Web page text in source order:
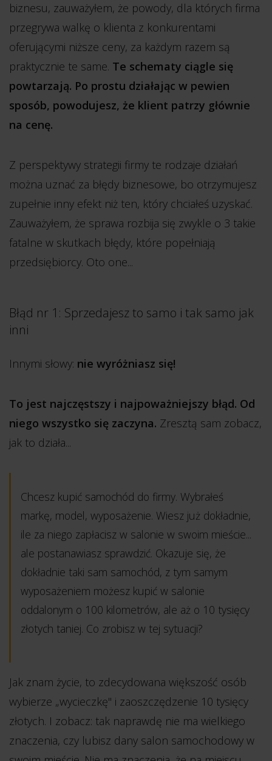
biznesu, zauważyłem, że powody, dla których firma
przegrywa walkę o klienta z konkurentami
oferującymi niższe ceny, za każdym razem są
praktycznie te same. Te schematy ciągle się
powtarzają. Po prostu działając w pewien
sposób, powodujesz, że klient patrzy głównie
na cenę.
Z perspektywy strategii firmy te rodzaje działań
można uznać za błędy biznesowe, bo otrzymujesz
zupełnie inny efekt niż ten, który chciałeś uzyskać.
Zauważyłem, że sprawa rozbija się zwykle o 3 takie
fatalne w skutkach błędy, które popełniają
przedsiębiorcy. Oto one...
Błąd nr 1: Sprzedajesz to samo i tak samo jak
inni
Innymi słowy: nie wyróżniasz się!
To jest najczęstszy i najpoważniejszy błąd. Od
niego wszystko się zaczyna. Zresztą sam zobacz,
jak to działa...
Chcesz kupić samochód do firmy. Wybrałeś
markę, model, wyposażenie. Wiesz już dokładnie,
ile za niego zapłacisz w salonie w swoim mieście...
ale postanawiasz sprawdzić. Okazuje się, że
dokładnie taki sam samochód, z tym samym
wyposażeniem możesz kupić w salonie
oddalonym o 100 kilometrów, ale aż o 10 tysięcy
złotych taniej. Co zrobisz w tej sytuacji?
Jak znam życie, to zdecydowana większość osób
wybierze „wycieczkę" i zaoszczędzenie 10 tysięcy
złotych. I zobacz: tak naprawdę nie ma wielkiego
znaczenia, czy lubisz dany salon samochodowy w